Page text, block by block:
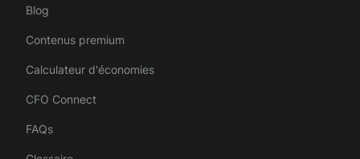
Blog
Contenus premium
Calculateur d'économies
CFO Connect
FAQs